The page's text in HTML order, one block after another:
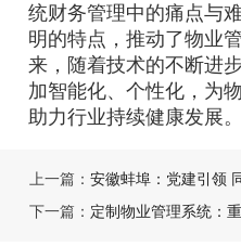
统财务管理中的痛点与
明的特点，推动了物业
来，随着技术的不断进
加智能化、个性化，为
助力行业持续健康发展。
上一篇： 安徽蚌埠：党建引领 同
下一篇： 定制物业管理系统：